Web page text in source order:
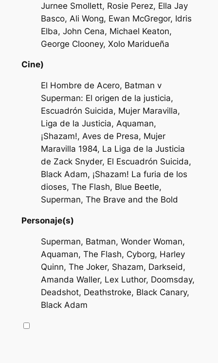
Jurnee Smollett, Rosie Perez, Ella Jay
Basco, Ali Wong, Ewan McGregor, Idris
Elba, John Cena, Michael Keaton,
George Clooney, Xolo Maridueña
Cine)
El Hombre de Acero, Batman v
Superman: El origen de la justicia,
Escuadrón Suicida, Mujer Maravilla,
Liga de la Justicia, Aquaman,
¡Shazam!, Aves de Presa, Mujer
Maravilla 1984, La Liga de la Justicia
de Zack Snyder, El Escuadrón Suicida,
Black Adam, ¡Shazam! La furia de los
dioses, The Flash, Blue Beetle,
Superman, The Brave and the Bold
Personaje(s)
Superman, Batman, Wonder Woman,
Aquaman, The Flash, Cyborg, Harley
Quinn, The Joker, Shazam, Darkseid,
Amanda Waller, Lex Luthor, Doomsday,
Deadshot, Deathstroke, Black Canary,
Black Adam